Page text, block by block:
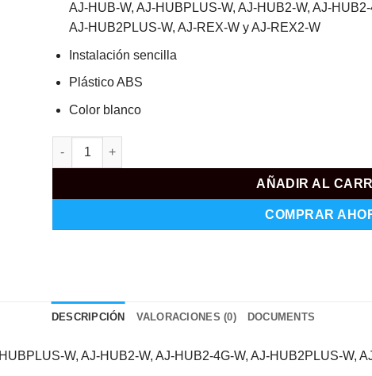
AJ-HUB-W, AJ-HUBPLUS-W, AJ-HUB2-W, AJ-
AJ-HUB2PLUS-W, AJ-REX-W y AJ-REX2-W
Instalación sencilla
Plástico ABS
Color blanco
AJ-BRACKETHUB-W cantidad
AÑADIR AL
COMPRAR
DESCRIPCIÓN VALORACIONES (0) DOCUMENTS
W, AJ-HUB2-W, AJ-HUB2-4G-W, AJ-HUB2PLUS-W,